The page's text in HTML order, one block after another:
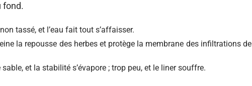
fond.
tassé, et l’eau fait tout s’affaisser.
la repousse des herbes et protège la membrane des infiltrations de
et la stabilité s’évapore ; trop peu, et le liner souffre.